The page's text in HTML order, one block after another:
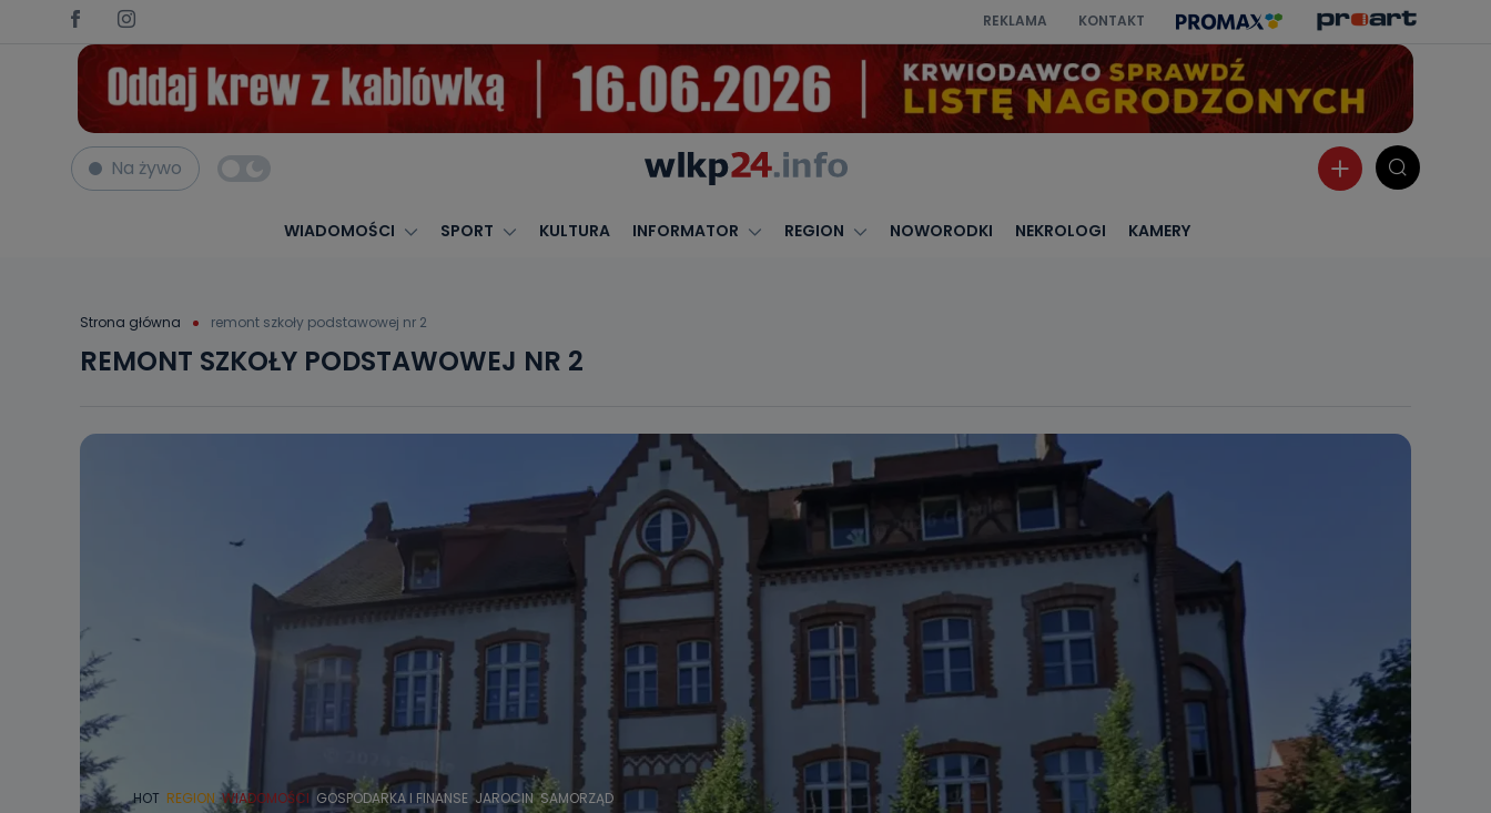
REKLAMA KONTAKT
Na żywo
WIADOMOŚCI SPORT KULTURA INFORMATOR REGION NOWORODKI NEKROLOGI KAMERY
Strona główna remont szkoły podstawowej nr 2
REMONT SZKOŁY PODSTAWOWEJ NR 2
HOT REGION WIADOMOŚCI GOSPODARKA I FINANSE JAROCIN SAMORZĄD